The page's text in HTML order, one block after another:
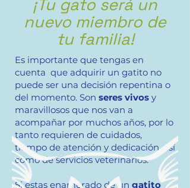
¡Tu gato será un
nuevo miembro de
tu familia!
Es importante que tengas en
cuenta que adquirir un gatito no
puede ser una decisión repentina o
del momento. Son seres vivos y
maravillosos que nos van a
acompañar por muchos años, por lo
tanto requieren de cuidados,
tiempo de atención y dedicación, así
como de servicios veterinarios.
Si estas enamorado de un gatito